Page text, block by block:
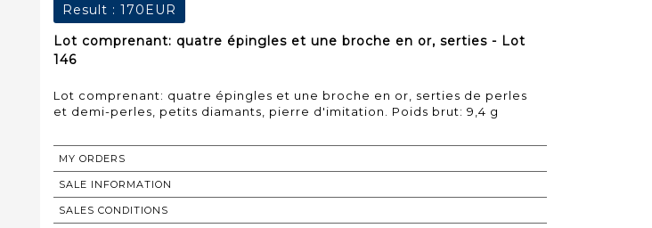
Result : 170EUR
Lot comprenant: quatre épingles et une broche en or, serties - Lot
146
Lot comprenant: quatre épingles et une broche en or, serties de perles
et demi-perles, petits diamants, pierre d'imitation. Poids brut: 9,4 g
MY ORDERS
SALE INFORMATION
SALES CONDITIONS